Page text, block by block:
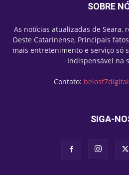
SOBRE
As notícias atualizadas de Seara,
Oeste Catarinense, Principais
mais entretenimento e serviço só
Indispensável na
Contato:
SIGA-